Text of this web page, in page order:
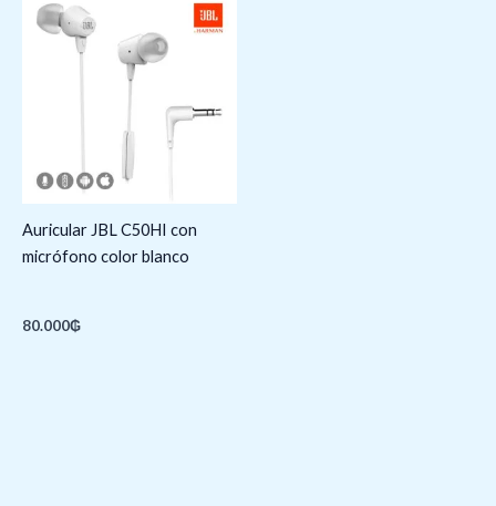
Auricular JBL C50HI con
micrófono color blanco
80.000₲